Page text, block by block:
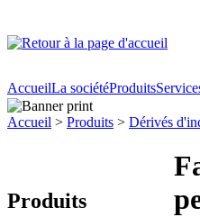
AccueilLa sociétéProduits
Accueil > Produits > Dérivés
Produits